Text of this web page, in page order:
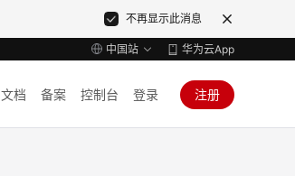
不再显示此消息
中国站 华为云App
文档 备案 控制台 登录 注册